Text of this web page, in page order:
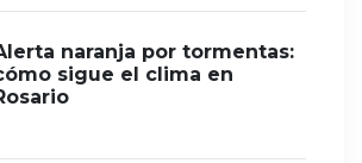
naranja por tormentas:
sigue el clima en